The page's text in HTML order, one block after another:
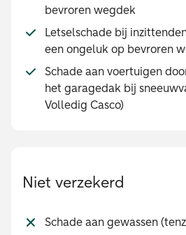
bevroren wegdek
Letselschade bij
een ongeluk op bevroren
Schade aan voertuigen
het garagedak bij
Volledig Casco)
Niet verzekerd
Schade aan gewassen